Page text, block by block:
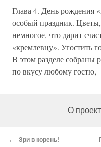
Глава 4. День рождения
особый праздник.
немногое, что дарит
«кремлевцу». Угостить
В этом разделе собраны
по вкусу любому гостю,
О
← Зри в корень!